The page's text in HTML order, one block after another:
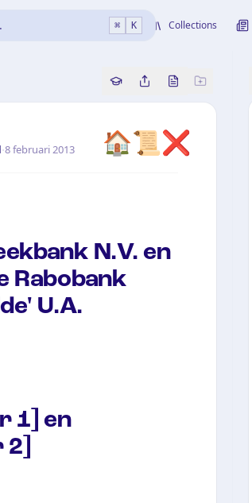
⌘ K Collections
Copy source reference
Share this analysis
Bekijk
🏠📜❌
·8 februari 2013
N.V. en
Rabobank
U.A.
1] en
2]